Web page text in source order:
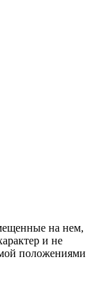
на нем,
и не
положениями